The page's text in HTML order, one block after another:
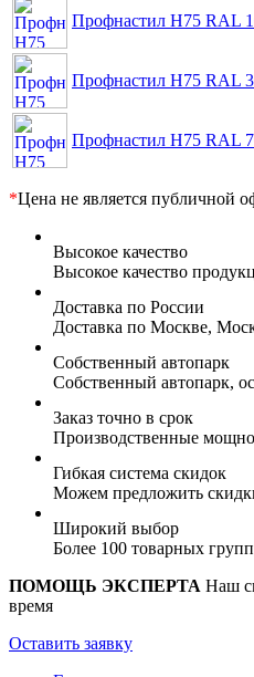
Профнастил Н75 RAL
Профнастил Н75 RAL
Профнастил Н75 RAL
*Цена не является публичной
Высокое качество
Высокое качество
Доставка по России
Доставка по Москве,
Собственный автопарк
Собственный автопарк,
Заказ точно в срок
Производственные
Гибкая система скидок
Можем предложить
Широкий выбор
Более 100 товарных
ПОМОЩЬ ЭКСПЕРТА Наш
время
Оставить заявку